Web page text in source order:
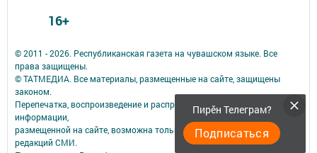
Пирӗн Телеграм?
Подписаться
© 2011 - 2026. Республиканская газета на чувашском языке. Все
права защищены.
© ТАТМЕДИА. Все материалы, размещенные на сайте, защищены
законом.
Перепечатка, воспроизведение и распространение в любом объеме
информации,
размещенной на сайте, возможна только с письменного согласия
редакций СМИ.
16+